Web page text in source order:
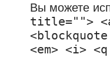
Вы можете
title="">
<em> <i>